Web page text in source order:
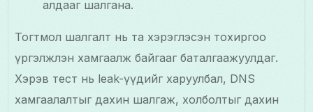
алдааг шалгана.
Тогтмол шалгалт нь та хэрэглэсэн тохиргоо
үргэлжлэн хамгаалж байгааг баталгаажуулдаг.
Хэрэв тест нь leak-үүдийг харуулбал, DNS
хамгаалалтыг дахин шалгаж, холболтыг дахин